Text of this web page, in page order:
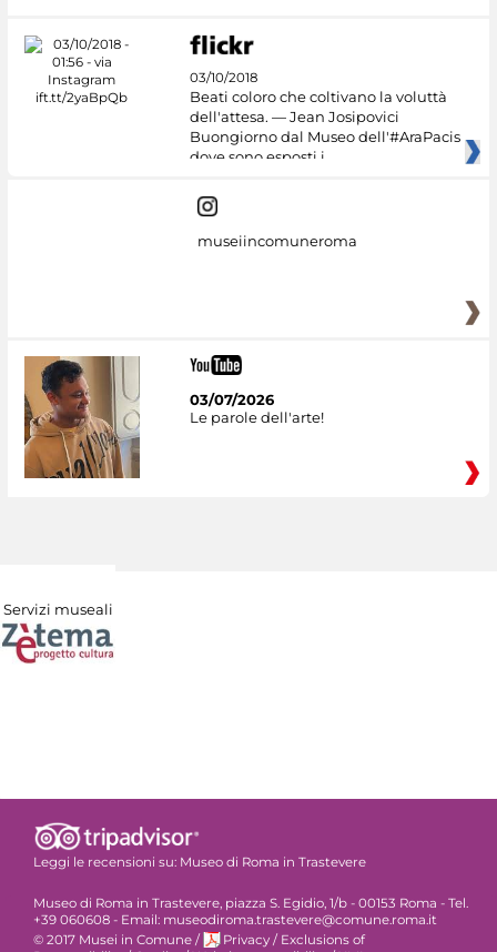
03/10/2018
Beati coloro che coltivano la voluttà
dell'attesa. — Jean Josipovici
Buongiorno dal Museo dell'#AraPacis
dove sono esposti i
museiincomuneroma
03/07/2026
Le parole dell'arte!
Servizi museali
Leggi le recensioni su: Museo di Roma in Trastevere
Museo di Roma in Trastevere, piazza S. Egidio, 1/b - 00153 Roma - Tel.
+39 060608 - Email: museodiroma.trastevere@comune.roma.it
© 2017 Musei in Comune / Privacy / Exclusions of